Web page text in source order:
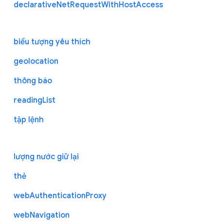
declarativeNetRequestWithHostAccess
biểu tượng yêu thích
geolocation
thông báo
readingList
tập lệnh
lượng nước giữ lại
thẻ
webAuthenticationProxy
webNavigation